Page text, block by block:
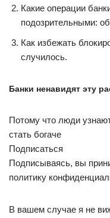
Какие операции
подозрительными:
Как избежать
случилось.
Банки ненавидят эту
Потому что люди
стать богаче
Подписаться
Подписываясь, вы
политику
В вашем случае я не